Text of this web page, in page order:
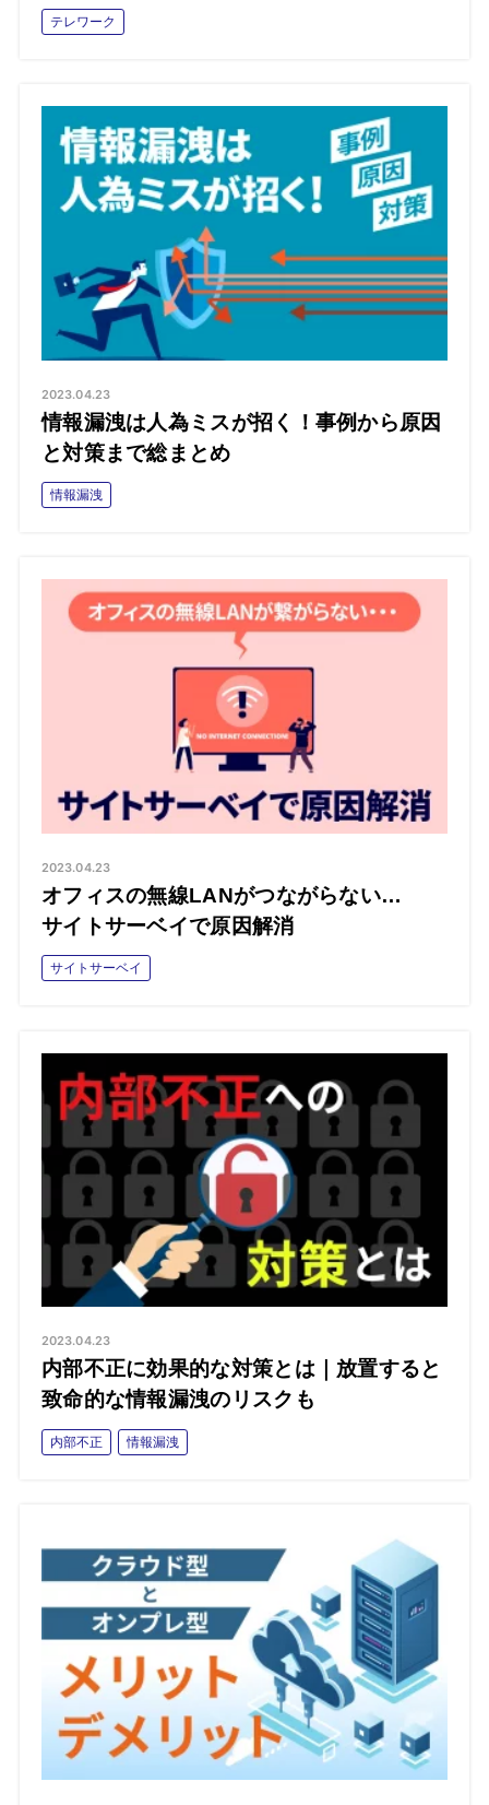
テレワーク
2023.04.23
情報漏洩は人為ミスが招く！事例から原因
と対策まで総まとめ
情報漏洩
2023.04.23
オフィスの無線LANがつながらない…
サイトサーベイで原因解消
サイトサーベイ
2023.04.23
内部不正に効果的な対策とは｜放置すると
致命的な情報漏洩のリスクも
内部不正 情報漏洩